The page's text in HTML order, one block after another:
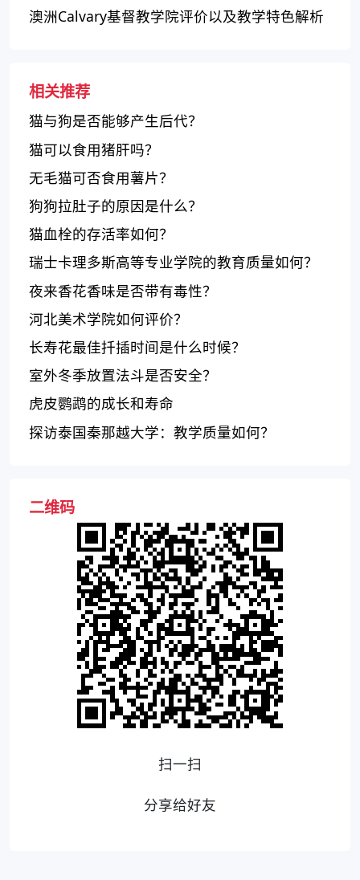
澳洲Calvary基督教学院评价以及教学特色解析
相关推荐
猫与狗是否能够产生后代？
猫可以食用猪肝吗？
无毛猫可否食用薯片？
狗狗拉肚子的原因是什么？
猫血栓的存活率如何？
瑞士卡理多斯高等专业学院的教育质量如何？
夜来香花香味是否带有毒性？
河北美术学院如何评价？
长寿花最佳扦插时间是什么时候？
室外冬季放置法斗是否安全？
虎皮鹦鹉的成长和寿命
探访泰国秦那越大学：教学质量如何？
二维码
扫一扫
分享给好友